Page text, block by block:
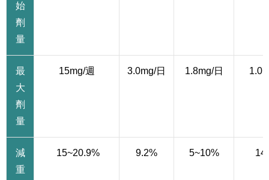
始
劑
量
最
大
劑
量
15mg/週 3.0mg/日 1.8mg/日
減
重
15~20.9% 9.2% 5~10%